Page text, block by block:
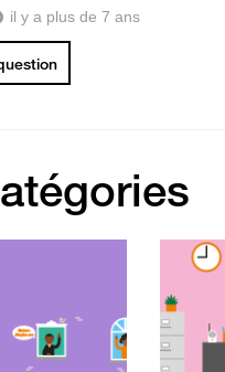
il y a plus de 7 ans